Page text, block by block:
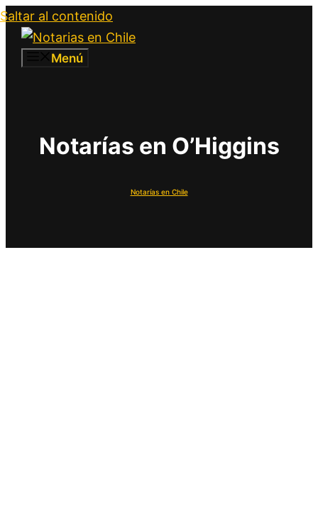
Saltar al contenido
Menú
Notarías en O’Higgins
Notarías en Chile